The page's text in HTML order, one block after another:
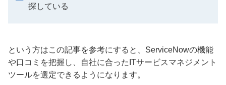
探している
という方はこの記事を参考にすると、ServiceNowの機能
や口コミを把握し、自社に合ったITサービスマネジメント
ツールを選定できるようになります。